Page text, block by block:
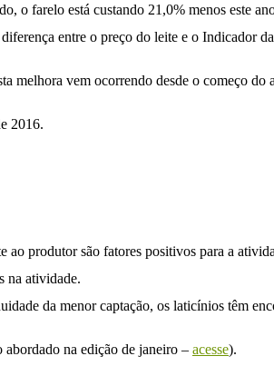
o farelo está custando 21,0% menos este
entre o preço do leite e o Indicador
melhora vem ocorrendo desde o começo do
2016.
ao produtor são fatores positivos para a
na atividade.
da menor captação, os laticínios têm
abordado na edição de janeiro – acesse).